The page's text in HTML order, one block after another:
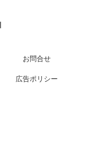
お問合せ
広告ポリシー